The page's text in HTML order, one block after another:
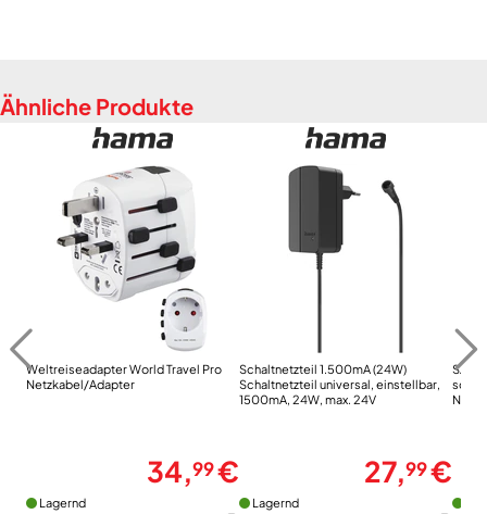
Ähnliche Produkte
Weltreiseadapter World Travel Pro
Netzkabel/Adapter
34,99€
Lagernd
Schaltnetzteil 1.500mA (24W)
Schaltnetzteil universal, einstellbar,
1500mA, 24W, max. 24V
27,99€
Lagernd
SZ